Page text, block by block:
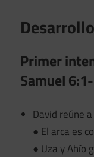
Primer
Samuel
David reúne
● El arca es
● Uza y Ahío